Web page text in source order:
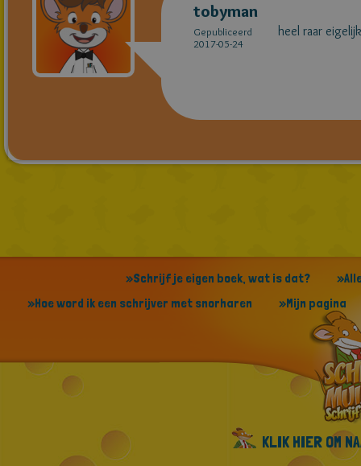
tobyman
Gepubliceerd
2017-05-24
heel raar
»Schrijf je eigen boek, wat is dat?
»Hoe word ik een schrijver met snorharen
»Mijn pagina
KLIK HIER OM